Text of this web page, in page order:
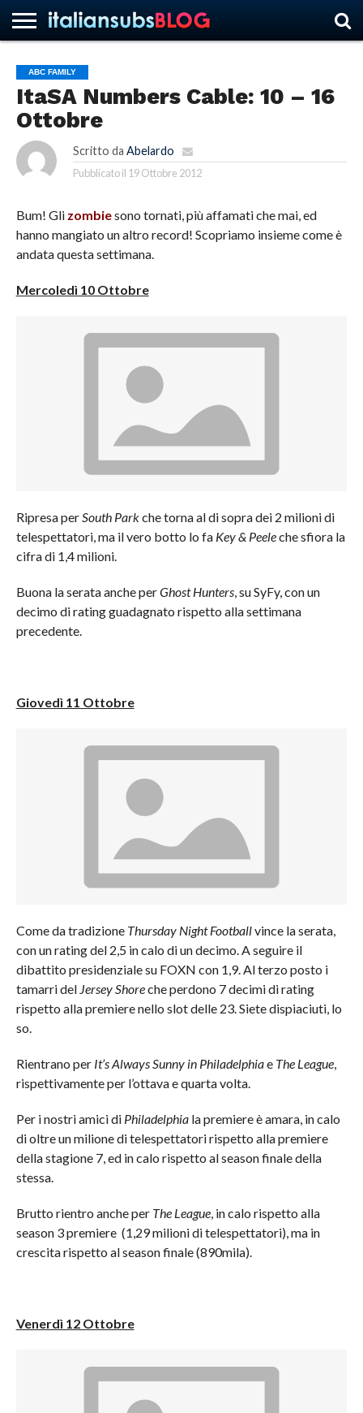
HOME
NEWS
ASCOLTI
RECENSIONI
INTERVISTE
CURIOSITÀ
CHI
SIAMO
CONTATTACI
FORUM
ITALIANSUBS
ABC FAMILY
ItaSA Numbers Cable: 10 – 16
Ottobre
Scritto da Abelardo
Pubblicato il 19 Ottobre 2012
Bum! Gli zombiesono tornati, più affamati che mai, ed
hanno mangiato un altro record! Scopriamo insieme come è
andata questa settimana.
Mercoledì 10 Ottobre
Ripresa perSouth Parkche torna al di sopra dei 2 milioni di
telespettatori, ma il vero botto lo fa Key & Peeleche sfiora la
cifra di 1,4 milioni.
Buona la serata anche perGhost Hunters, su SyFy, con un
decimo di rating guadagnato rispetto alla settimana
precedente.
Giovedì 11 Ottobre
Come da tradizione Thursday Night Footballvince la serata,
con un rating del 2,5 in calo di un decimo. A seguire il
dibattito presidenziale su FOXN con 1,9. Al terzo posto i
tamarri del Jersey Shoreche perdono 7 decimi di rating
rispetto alla premiere nello slot delle 23. Siete dispiaciuti, lo
so.
Rientrano per It’s Always Sunny in Philadelphiae The League,
rispettivamente per l’ottava e quarta volta.
Per i nostri amici di Philadelphiala premiere è amara, in calo
di oltre un milione di telespettatori rispetto alla premiere
della stagione 7, ed in calo rispetto al season finale della
stessa.
Brutto rientro anche perThe League, in calo rispetto alla
season 3 premiere (1,29 milioni di telespettatori), ma in
crescita rispetto al season finale (890mila).
Venerdì 12 Ottobre